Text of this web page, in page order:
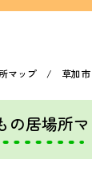
ついて
マップ / 草加市
の居場所